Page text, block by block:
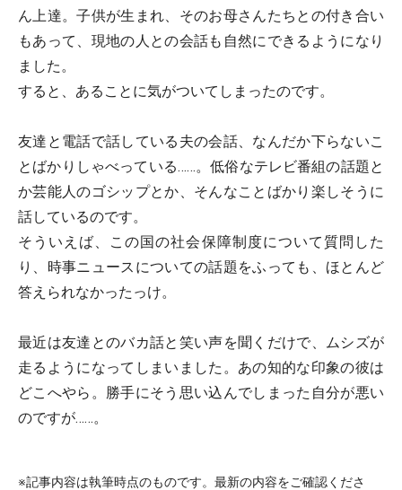
ん上達。子供が生まれ、そのお母さんたちとの付き合い
もあって、現地の人との会話も自然にできるようになり
ました。
すると、あることに気がついてしまったのです。
友達と電話で話している夫の会話、なんだか下らないこ
とばかりしゃべっている……。低俗なテレビ番組の話題と
か芸能人のゴシップとか、そんなことばかり楽しそうに
話しているのです。
そういえば、この国の社会保障制度について質問した
り、時事ニュースについての話題をふっても、ほとんど
答えられなかったっけ。
最近は友達とのバカ話と笑い声を聞くだけで、ムシズが
走るようになってしまいました。あの知的な印象の彼は
どこへやら。勝手にそう思い込んでしまった自分が悪い
のですが……。
※記事内容は執筆時点のものです。最新の内容をご確認くださ